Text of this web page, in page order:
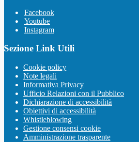
Facebook
Youtube
Instagram
Sezione Link Utili
Cookie policy
Note legali
Informativa Privacy
Ufficio Relazioni con il Pubblico
Dichiarazione di accessibilità
Obiettivi di accessibilità
Whistleblowing
Gestione consensi cookie
Amministrazione trasparente